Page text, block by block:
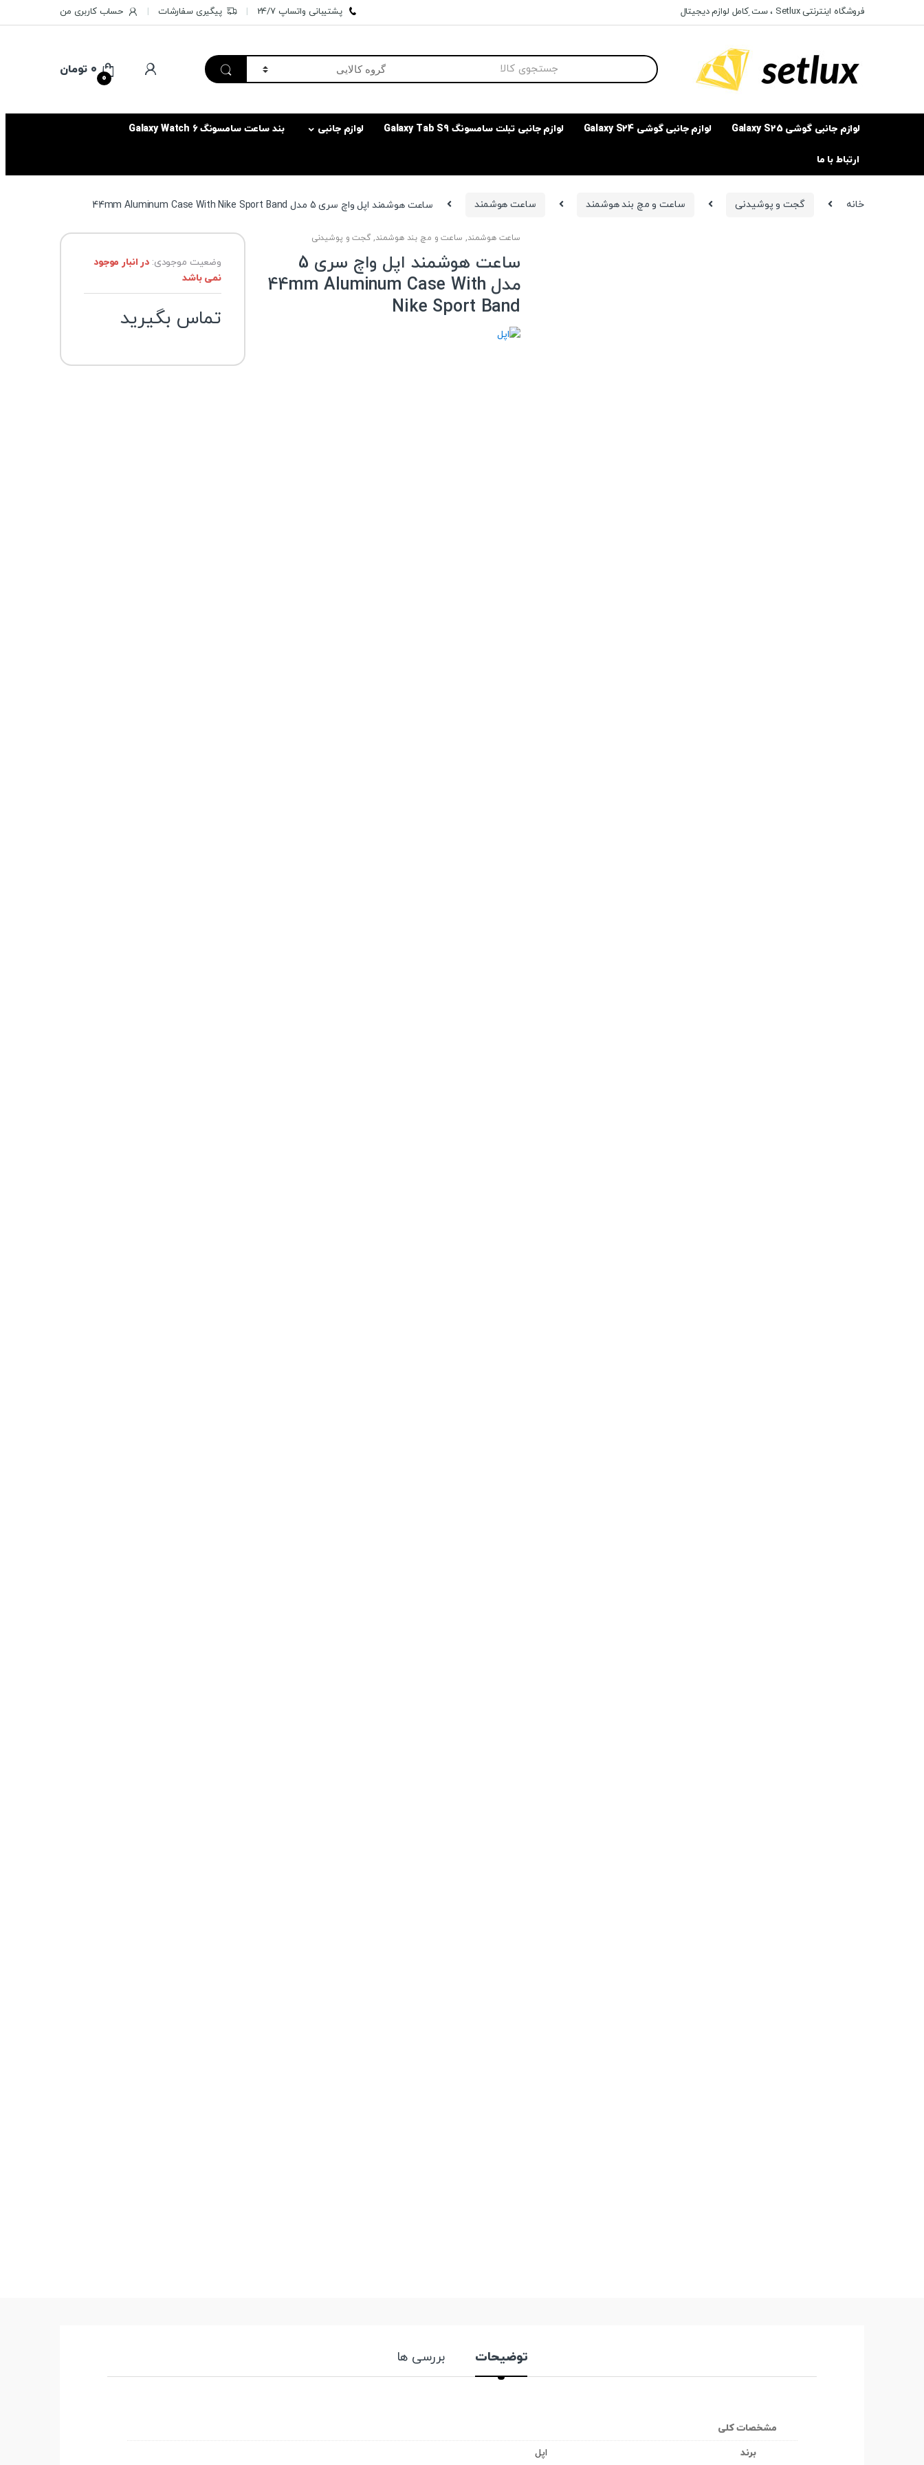
to
to
فروشگاه اینترنتی Setlux ، ست ِکامل لوازم دیجیتال پشتیبانی واتساپ 24/7 پیگیری سفارشات حساب کاربری من
Search
for:
0
۰ تومان
لوازم جانبی گوشی Galaxy S25 لوازم جانبی گوشی Galaxy S24 لوازم جانبی تبلت سامسونگ Galaxy Tab S9 لوازم جانبی بند ساعت سامسونگ Galaxy Watch 6
ارتباط با ما
خانه گجت و پوشیدنی ساعت و مچ بند هوشمند ساعت هوشمند ساعت هوشمند اپل واچ سری 5 مدل 44mm Aluminum Case With Nike Sport Band
ساعت هوشمند, ساعت و مچ بند هوشمند,گجت و پوشیدنی
ساعت هوشمند اپل واچ سری 5
مدل 44mm Aluminum Case With
Nike Sport Band
وضعیت موجودی:در انبار موجود
نمی باشد
تماس بگیرید
توضیحات بررسی ها
مشخصات کلی
برند
اپل